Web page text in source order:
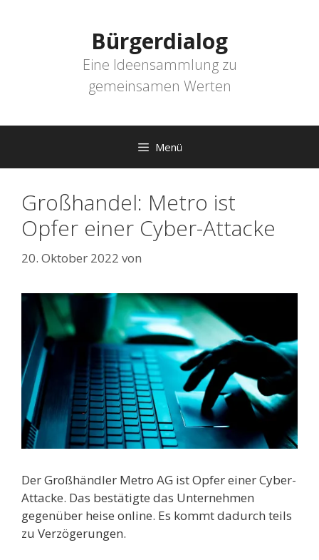
Bürgerdialog
Eine Ideensammlung zu
gemeinsamen Werten
Menü
Großhandel: Metro ist
Opfer einer Cyber-Attacke
20. Oktober 2022 von
Der Großhändler Metro AG ist Opfer einer Cyber-
Attacke. Das bestätigte das Unternehmen
gegenüber heise online. Es kommt dadurch teils
zu Verzögerungen.